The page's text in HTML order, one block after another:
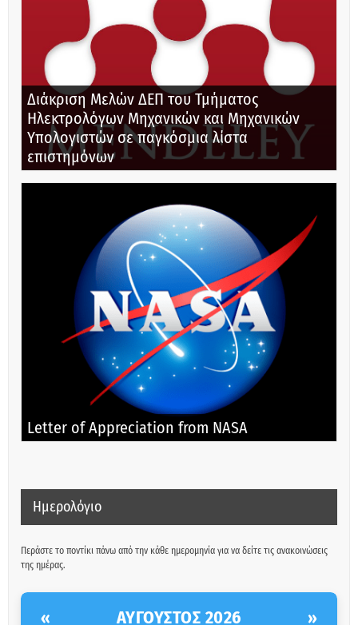
Διάκριση Μελών ΔΕΠ του Τμήματος
Ηλεκτρολόγων Μηχανικών και Μηχανικών
Υπολογιστών σε παγκόσμια λίστα
επιστημόνων
Letter of Appreciation from NASA
Ημερολόγιο
Περάστε το ποντίκι πάνω από την κάθε ημερομηνία για να δείτε τις ανακοινώσεις
της ημέρας.
« ΑΎΓΟΥΣΤΟΣ 2026 »